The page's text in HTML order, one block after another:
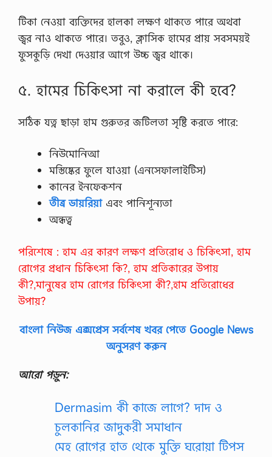
টিকা নেওয়া ব্যক্তিদের হালকা লক্ষণ থাকতে পারে অথবা
জ্বর নাও থাকতে পারে। তবুও, ক্লাসিক হামের প্রায় সবসময়ই
ফুসকুড়ি দেখা দেওয়ার আগে উচ্চ জ্বর থাকে।
৫. হামের চিকিৎসা না করালে কী হবে?
সঠিক যত্ন ছাড়া হাম গুরুতর জটিলতা সৃষ্টি করতে পারে:
নিউমোনিআ
মস্তিষ্কের ফুলে যাওয়া (এনসেফালাইটিস)
কানের ইনফেকশন
তীব্র ডায়রিয়াএবং পানিশূন্যতা
অন্ধত্ব
পরিশেষে : হাম এর কারণ লক্ষণ প্রতিরোধ ও চিকিৎসা, হাম
রোগের প্রধান চিকিৎসা কি?, হাম প্রতিকারের উপায়
কী?,মানুষের হাম রোগের চিকিৎসা কী?,হাম প্রতিরোধের
উপায়?
বাংলা নিউজ এক্সপ্রেস সর্বশেষ খবর পেতে Google News
অনুসরণ করুন
আরো পড়ুন:
Dermasim কী কাজে লাগে? দাদ ও
চুলকানির জাদুকরী সমাধান
মেহ রোগের হাত থেকে মুক্তি ঘরোয়া টিপস